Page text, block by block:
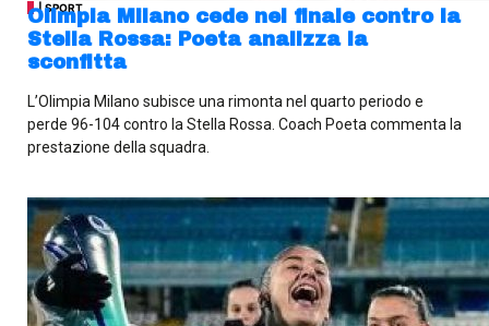
| SPORT
Olimpia Milano cede nel finale contro la
Stella Rossa: Poeta analizza la
sconfitta
L’Olimpia Milano subisce una rimonta nel quarto periodo e
perde 96-104 contro la Stella Rossa. Coach Poeta commenta la
prestazione della squadra.